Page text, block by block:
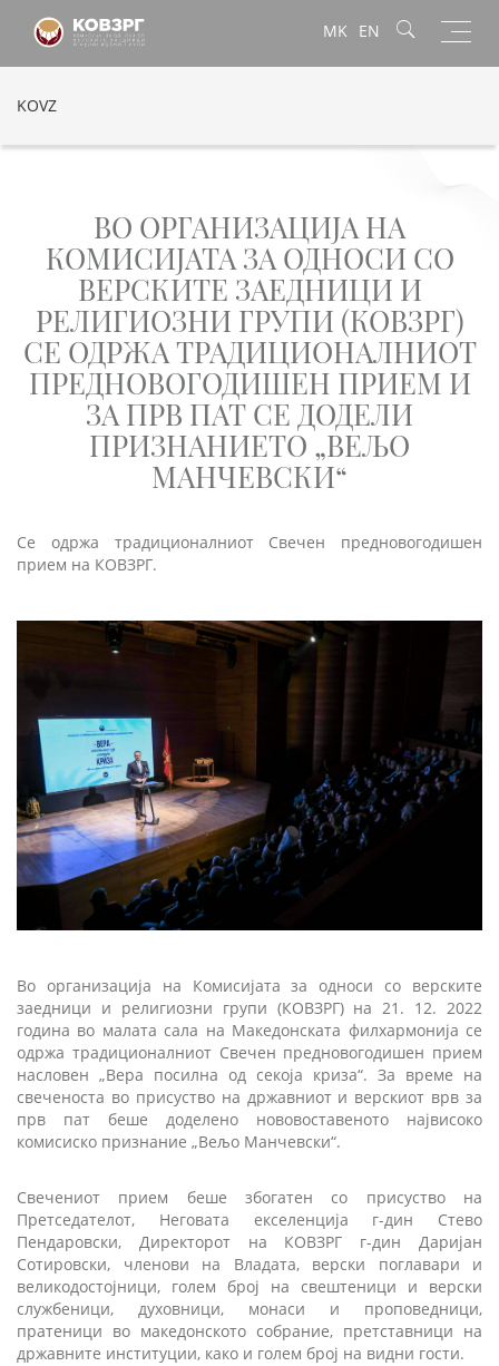
MK EN
KOVZ
ВО ОРГАНИЗАЦИЈА НА
КОМИСИЈАТА ЗА ОДНОСИ СО
ВЕРСКИТЕ ЗАЕДНИЦИ И
РЕЛИГИОЗНИ ГРУПИ (КОВЗРГ)
СЕ ОДРЖА ТРАДИЦИОНАЛНИОТ
ПРЕДНОВОГОДИШЕН ПРИЕМ И
ЗА ПРВ ПАТ СЕ ДОДЕЛИ
ПРИЗНАНИЕТО „ВЕЉО
МАНЧЕВСКИ“
Се одржа традиционалниот Свечен предновогодишен
прием на КОВЗРГ.
Во организација на Комисијата за односи со верските
заедници и религиозни групи (КОВЗРГ) на 21. 12. 2022
година во малата сала на Македонската филхармонија се
одржа традиционалниот Свечен предновогодишен прием
насловен „Вера посилна од секоја криза“. За време на
свеченоста во присуство на државниот и верскиот врв за
прв пат беше доделено нововоставеното највисоко
комисиско признание „Вељо Манчевски“.
Свечениот прием беше збогатен со присуство на
Претседателот, Неговата екселенција г-дин Стево
Пендаровски, Директорот на КОВЗРГ г-дин Даријан
Сотировски, членови на Владата, верски поглавари и
великодостојници, голем број на свештеници и верски
службеници, духовници, монаси и проповедници,
пратеници во македонското собрание, претставници на
државните институции, како и голем број на видни гости.